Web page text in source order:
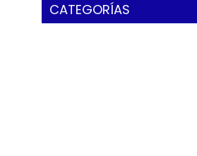
CATEGORÍAS